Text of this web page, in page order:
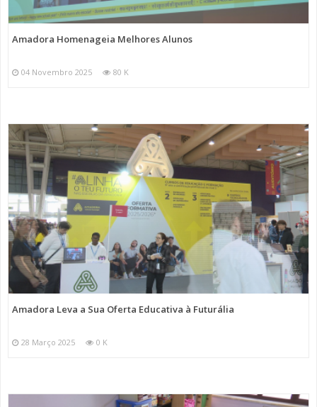
Amadora Homenageia Melhores Alunos
04 Novembro 2025 80 K
Amadora Leva a Sua Oferta Educativa à Futurália
28 Março 2025 0 K